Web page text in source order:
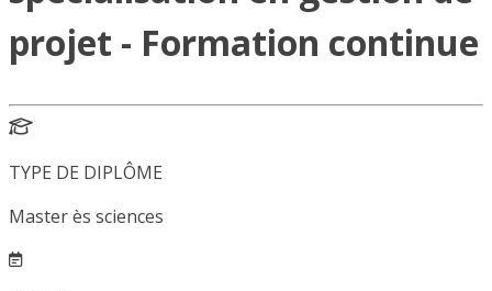
projet - Formation continue
TYPE DE DIPLÔME
Master ès sciences